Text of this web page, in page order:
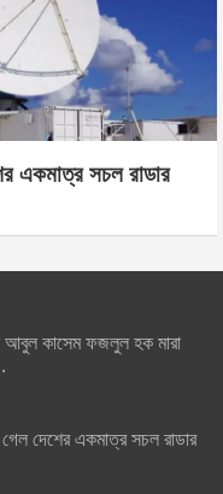
একমাত্র সচল রাডার
কাসেম ফজলুল হক মারা
দেশের একমাত্র সচল রাডার